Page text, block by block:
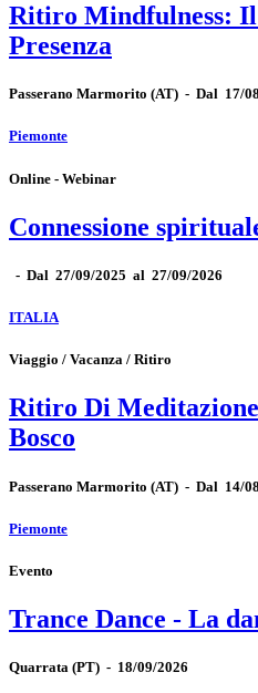
Ritiro Mindfulness:
Presenza
Passerano Marmorito (AT) - Dal 17/
Piemonte
Online - Webinar
Connessione
- Dal 27/09/2025 al 27/09/2026
ITALIA
Viaggio / Vacanza / Ritiro
Ritiro Di
Bosco
Passerano Marmorito (AT) - Dal 14/
Piemonte
Evento
Trance Dance - La
Quarrata (PT) - 18/09/2026